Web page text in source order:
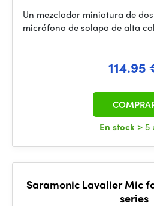
Un mezclador miniatura de
micrófono de solapa de alta
114.95
En stock > 5
Saramonic Lavalier Mic
series